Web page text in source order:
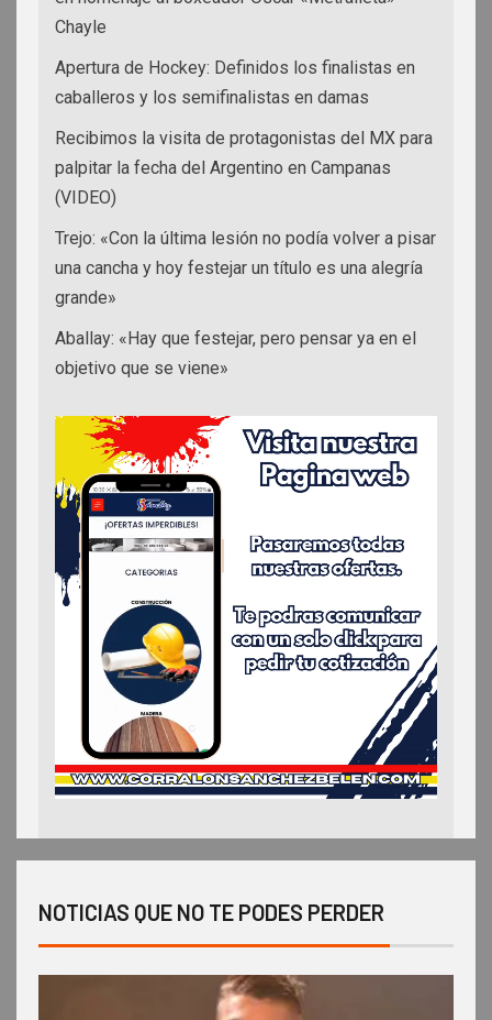
Chayle
Apertura de Hockey: Definidos los finalistas en
caballeros y los semifinalistas en damas
Recibimos la visita de protagonistas del MX para
palpitar la fecha del Argentino en Campanas
(VIDEO)
Trejo: «Con la última lesión no podía volver a pisar
una cancha y hoy festejar un título es una alegría
grande»
Aballay: «Hay que festejar, pero pensar ya en el
objetivo que se viene»
NOTICIAS QUE NO TE PODES PERDER